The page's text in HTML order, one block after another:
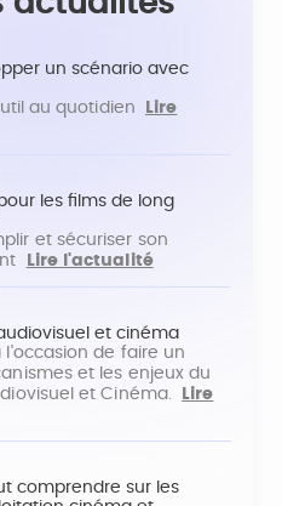
un scénario avec
au quotidien
Lire
les films de long
et sécuriser son
Lire l'actualité
et cinéma
l'occasion de faire un
et les enjeux du
et Cinéma.
Lire
comprendre sur les